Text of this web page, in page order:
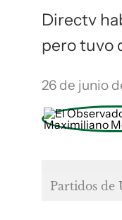
Directv
pero tuvo
26 de junio
Partidos de